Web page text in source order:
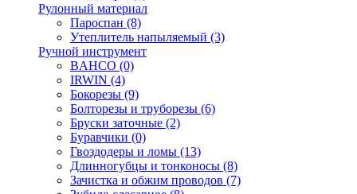
Рулонный материал
Пароспан (8)
Утеплитель напыляемый (3)
Ручной инструмент
BAHCO (0)
IRWIN (4)
Бокорезы (9)
Болторезы и труборезы (6)
Бруски заточные (2)
Буравчики (0)
Гвоздодеры и ломы (13)
Длинногубцы и тонконосы (8)
Зачистка и обжим проводов (7)